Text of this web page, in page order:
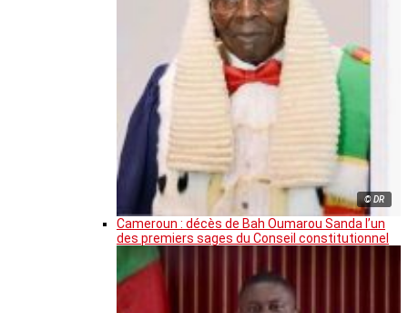
© DR
Cameroun : décès de Bah Oumarou Sanda l’un
des premiers sages du Conseil constitutionnel